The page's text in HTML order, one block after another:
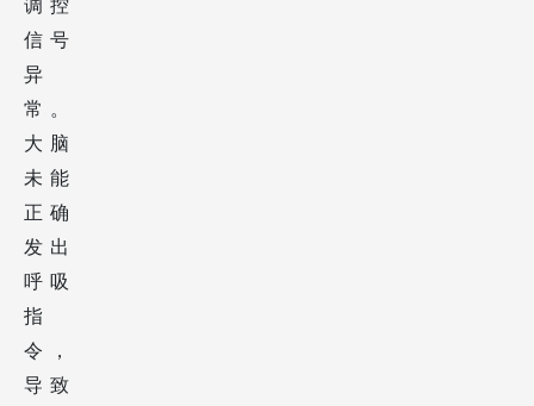
调控
信号
异
常。
大脑
未能
正确
发出
呼吸
指
令，
导致